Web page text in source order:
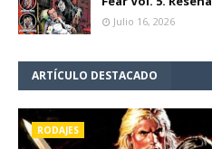
Julio 16, 2026
ARTÍCULO DESTACADO
RODAJES